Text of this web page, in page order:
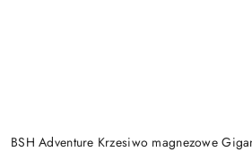
BSH Adventure Krzesiwo magnezowe